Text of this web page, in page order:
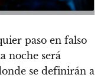
paso en falso
noche será
se definirán a